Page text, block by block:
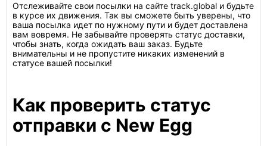
Отслеживайте свои посылки на сайте track.global и будьте
в курсе их движения. Так вы сможете быть уверены, что
ваша посылка идет по нужному пути и будет доставлена
вам вовремя. Не забывайте проверять статус доставки,
чтобы знать, когда ожидать ваш заказ. Будьте
внимательны и не пропустите никаких изменений в
статусе вашей посылки!
Как проверить статус
отправки с New Egg